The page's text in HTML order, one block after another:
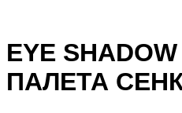
EYE
ПАЛЕТА